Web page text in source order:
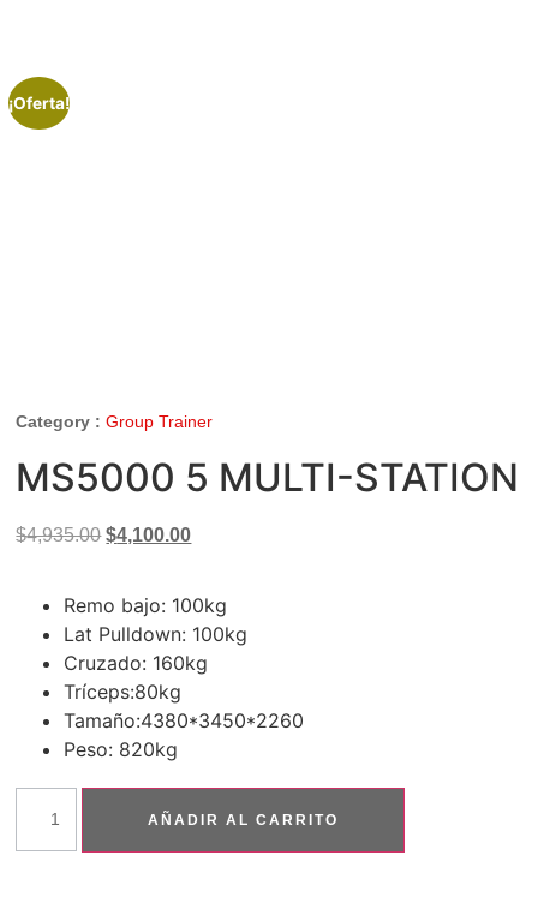
¡Oferta!
Category :Group Trainer
MS5000 5 MULTI-STATION
$4,935.00 $4,100.00
Remo bajo: 100kg
Lat Pulldown: 100kg
Cruzado: 160kg
Tríceps:80kg
Tamaño:4380*3450*2260
Peso: 820kg
AÑADIR AL CARRITO